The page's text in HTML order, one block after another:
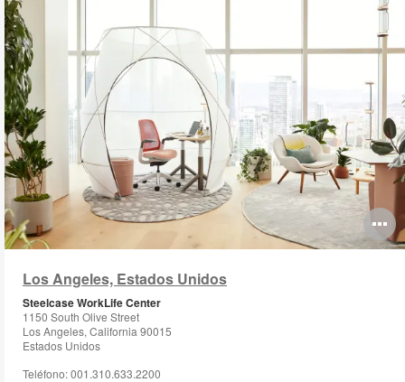
Los Angeles, Estados Unidos
Steelcase WorkLife Center
1150 South Olive Street
Los Angeles, California 90015
Estados Unidos
Teléfono: 001.310.633.2200